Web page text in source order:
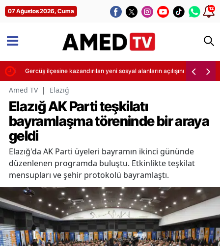
07 Ağustos 2026, Cuma 12
Gercüş ilçesine kazandırılan yeni sosyal alanların açılışını Bakan
Amed TV | Elazığ
Elazığ AK Parti teşkilatı
bayramlaşma töreninde bir araya
geldi
Elazığ'da AK Parti üyeleri bayramın ikinci gününde
düzenlenen programda buluştu. Etkinlikte teşkilat
mensupları ve şehir protokolü bayramlaştı.